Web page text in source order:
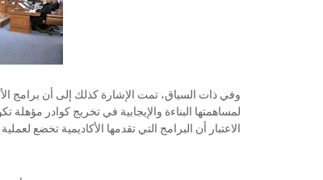
وفي ذات السياق، تمت الإشارة كذلك إلى أن برامج
لمساهمتها البناءة والإيجابية في تخريج كوادر مؤهلة
الاعتبار أن البرامج التي تقدمها الأكاديمية تخضع